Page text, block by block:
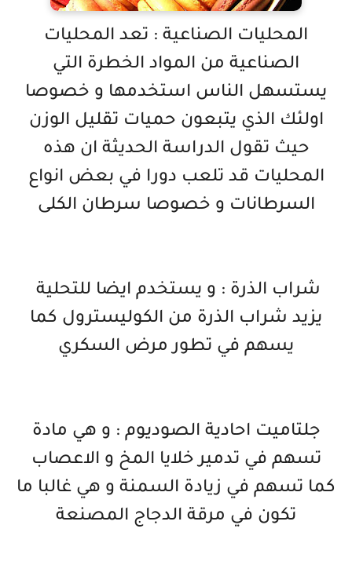
المحليات الصناعية : تعد المحليات
الصناعية من المواد الخطرة التي
يستسهل الناس استخدمها و خصوصا
اولئك الذي يتبعون حميات تقليل الوزن
حيث تقول الدراسة الحديثة ان هذه
المحليات قد تلعب دورا في بعض انواع
السرطانات و خصوصا سرطان الكلى
شراب الذرة : و يستخدم ايضا للتحلية
يزيد شراب الذرة من الكوليسترول كما
يسهم في تطور مرض السكري
جلتاميت احادية الصوديوم : و هي مادة
تسهم في تدمير خلايا المخ و الاعصاب
كما تسهم في زيادة السمنة و هي غالبا ما
تكون في مرقة الدجاج المصنعة